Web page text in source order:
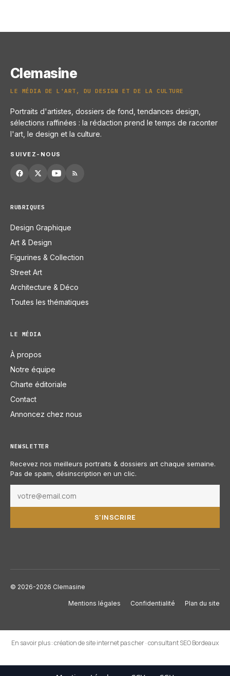
Clemasine
LE MÉDIA DE L'ART, DU DESIGN ET DE LA CULTURE
Portraits d'artistes, dossiers de fond, tendances design,
sélections raffinées : la rédaction prend le temps de raconter
l'art, le design et la culture.
SUIVEZ-NOUS
RUBRIQUES
Design Graphique
Art & Design
Figurines & Collection
Street Art
Architecture & Déco
Toutes les thématiques
LE MÉDIA
À propos
Notre équipe
Charte éditoriale
Contact
Annoncez chez nous
NEWSLETTER
Recevez nos meilleurs portraits & dossiers art chaque semaine.
Pas de spam, désinscription en un clic.
S'INSCRIRE
© 2026-2026 Clemasine
Mentions légales Confidentialité Plan du site
En savoir plus :création de site internet pas cher·consultant SEO Bordeaux